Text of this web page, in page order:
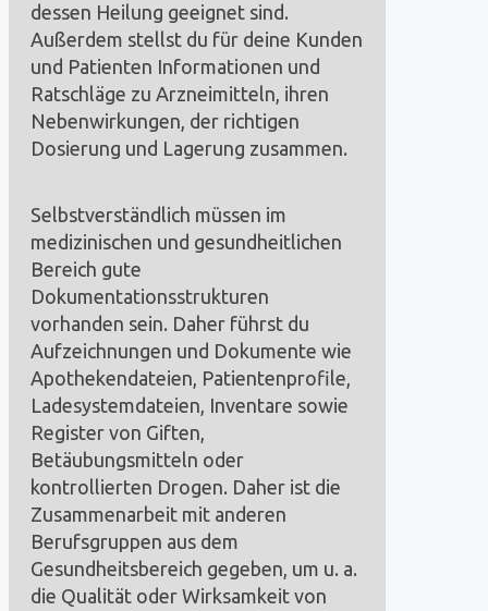
dessen Heilung geeignet sind.
Außerdem stellst du für deine Kunden
und Patienten Informationen und
Ratschläge zu Arzneimitteln, ihren
Nebenwirkungen, der richtigen
Dosierung und Lagerung zusammen.
Selbstverständlich müssen im
medizinischen und gesundheitlichen
Bereich gute
Dokumentationsstrukturen
vorhanden sein. Daher führst du
Aufzeichnungen und Dokumente wie
Apothekendateien, Patientenprofile,
Ladesystemdateien, Inventare sowie
Register von Giften,
Betäubungsmitteln oder
kontrollierten Drogen. Daher ist die
Zusammenarbeit mit anderen
Berufsgruppen aus dem
Gesundheitsbereich gegeben, um u. a.
die Qualität oder Wirksamkeit von